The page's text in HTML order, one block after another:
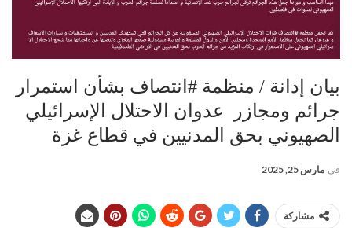
بيان إدانة / منظمة #انتصاف بشأن استمرار
جرائم ومجازر عدوان الاحتلال الإسرائيلي
الصهيوني بحق المدنيين في قطاع غزة
في مارس 25, 2025
مشاركة